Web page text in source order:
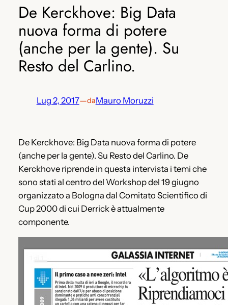
De Kerckhove: Big Data
nuova forma di potere
(anche per la gente). Su
Resto del Carlino.
Lug 2, 2017—daMauro Moruzzi
De Kerckhove: Big Data nuova forma di potere
(anche per la gente). Su Resto del Carlino. De
Kerckhove riprende in questa intervista i temi che
sono stati al centro del Workshop del 19 giugno
organizzato a Bologna dal Comitato Scientifico di
Cup 2000 di cui Derrick è attualmente
componente.